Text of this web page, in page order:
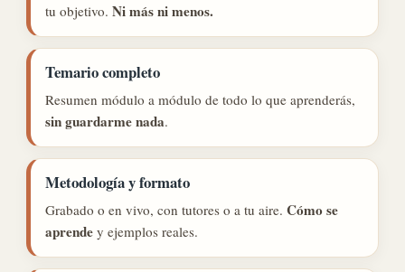
tu objetivo. Ni más ni menos.
Temario completo
Resumen módulo a módulo de todo lo que aprenderás,
sin guardarme nada.
Metodología y formato
Grabado o en vivo, con tutores o a tu aire. Cómo se
aprende y ejemplos reales.